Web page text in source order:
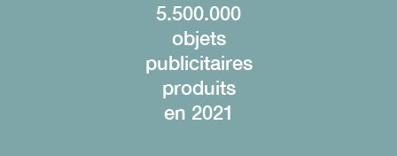
5.500.000
objets
publicitaires
produits
en 2021